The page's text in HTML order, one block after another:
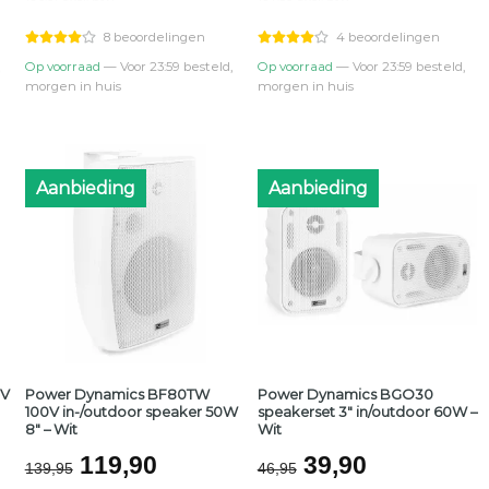
was:
€149,95.€129,00.
8 beoordelingen
Op voorraad — Voor 23:59 besteld,
morgen in huis
was:
€149,95.€129,90.
4 beoordelingen
Op voorraad — Voor 23:59 besteld,
morgen in huis
Aanbieding
Power Dynamics BF80TW
100V in-/outdoor speaker 50W
8″ – Wit
139,95 Oorspronkelijke
119,90Huidige
Aanbieding
Power Dynamics BGO30
speakerset 3″ in/outdoor 60W –
Wit
46,95 39,90Huidige